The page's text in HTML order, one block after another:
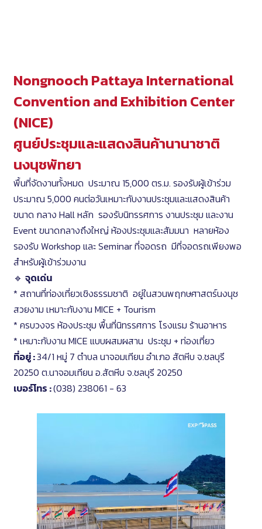
Nongnooch Pattaya International
Convention and Exhibition Center
(NICE)
ศูนย์ประชุมและแสดงสินค้านานาชาติ
นงนุชพัทยา
พื้นที่จัดงานทั้งหมด ประมาณ 15,000 ตร.ม. รองรับผู้เข้าร่วม
ประมาณ 5,000 คนต่อวันเหมาะกับงานประชุมและแสดงสินค้า
ขนาด กลาง Hall หลัก รองรับนิทรรศการ งานประชุม และงาน
Event ขนาดกลางถึงใหญ่ ห้องประชุมและสัมมนา หลายห้อง
รองรับ Workshop และ Seminar ที่จอดรถ มีที่จอดรถเพียงพอ
สำหรับผู้เข้าร่วมงาน
🔹 จุดเด่น
* สถานที่ท่องเที่ยวเชิงธรรมชาติ อยู่ในสวนพฤกษศาสตร์นงนุช
สวยงาม เหมาะกับงาน MICE + Tourism
* ครบวงจร ห้องประชุม พื้นที่นิทรรศการ โรงแรม ร้านอาหาร
* เหมาะกับงาน MICE แบบผสมผสาน ประชุม + ท่องเที่ยว
ที่อยู่ :34/1 หมู่ 7 ตำบล นาจอมเทียน อำเภอ สัตหีบ จ.ชลบุรี
20250 ต.นาจอมเทียน อ.สัตหีบ จ.ชลบุรี 20250
เบอร์โทร :(038) 238061 - 63